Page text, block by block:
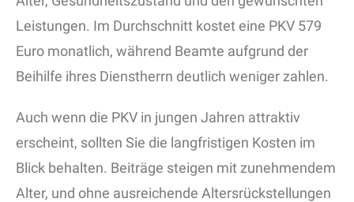
Leistungen. Im Durchschnitt kostet eine PKV 579
Euro monatlich, während Beamte aufgrund der
Beihilfe ihres Dienstherrn deutlich weniger zahlen.
Auch wenn die PKV in jungen Jahren attraktiv
erscheint, sollten Sie die langfristigen Kosten im
Blick behalten. Beiträge steigen mit zunehmendem
Alter, und ohne ausreichende Altersrückstellungen